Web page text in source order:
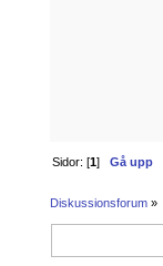
Sidor: [1] Gå upp
Diskussionsforum»